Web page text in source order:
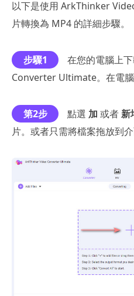
以下是使用 ArkThinker
片轉換為 MP4 的詳細步驟。
步驟1
在您的電腦上
Converter Ultimate。在電
第2步 點選 加 或者新
片。或者只需將檔案拖放到介